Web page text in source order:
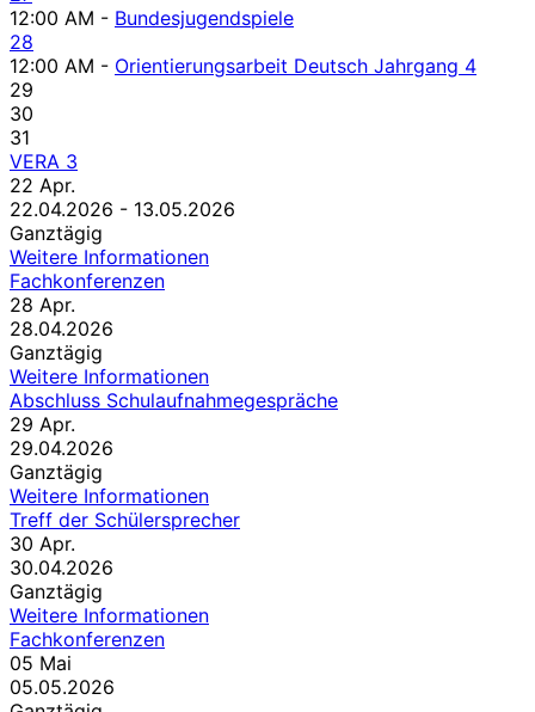
12:00 AM - Bundesjugendspiele
28
12:00 AM - Orientierungsarbeit Deutsch Jahrgang 4
29
30
31
VERA 3
22 Apr.
22.04.2026 - 13.05.2026
Ganztägig
Weitere Informationen
Fachkonferenzen
28 Apr.
28.04.2026
Ganztägig
Weitere Informationen
Abschluss Schulaufnahmegespräche
29 Apr.
29.04.2026
Ganztägig
Weitere Informationen
Treff der Schülersprecher
30 Apr.
30.04.2026
Ganztägig
Weitere Informationen
Fachkonferenzen
05 Mai
05.05.2026